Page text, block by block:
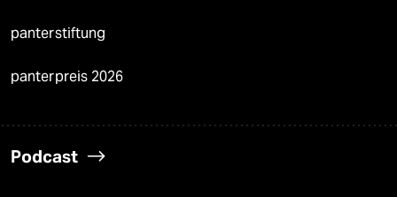
panterstiftung
panterpreis 2026
Podcast